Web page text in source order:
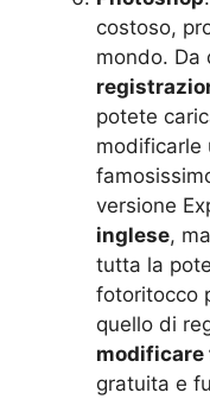
costoso,
mondo. Da
potete
modificarle
versione
inglese,
tutta la
fotoritocco
quello di
modificare
gratuita e